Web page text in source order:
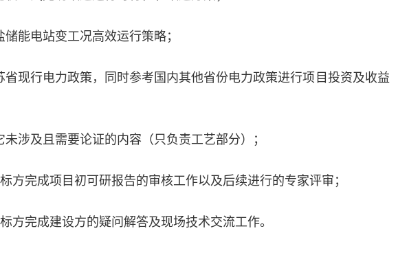
储能电站变工况高效运行策略；
省现行电力政策，同时参考国内其他省份电力政策进行项目投资及收益
未涉及且需要论证的内容（只负责工艺部分）；
标方完成项目初可研报告的审核工作以及后续进行的专家评审；
标方完成建设方的疑问解答及现场技术交流工作。